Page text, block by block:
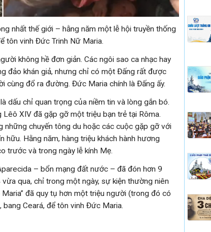
nhất thế giới – hằng năm một lễ hội truyền thống
tôn vinh Đức Trinh Nữ Maria.
không hề đơn giản. Các ngôi sao ca nhạc hay
đảo khán giả, nhưng chỉ có một Đấng rất được
cùng đổ ra đường. Đức Maria chính là Đấng ấy.
dấu chỉ quan trọng của niềm tin và lòng gắn bó.
XIV đã gặp gỡ một triệu bạn trẻ tại Rôma.
chuyến tông du hoặc các cuộc gặp gỡ với
Hằng năm, hàng triệu khách hành hương
trước và trong ngày lễ kính Mẹ.
– bổn mạng đất nước – đã đón hơn 9
qua, chỉ trong một ngày, sự kiện thường niên
đã quy tụ hơn một triệu người (trong đó có
Ceará, để tôn vinh Đức Maria.